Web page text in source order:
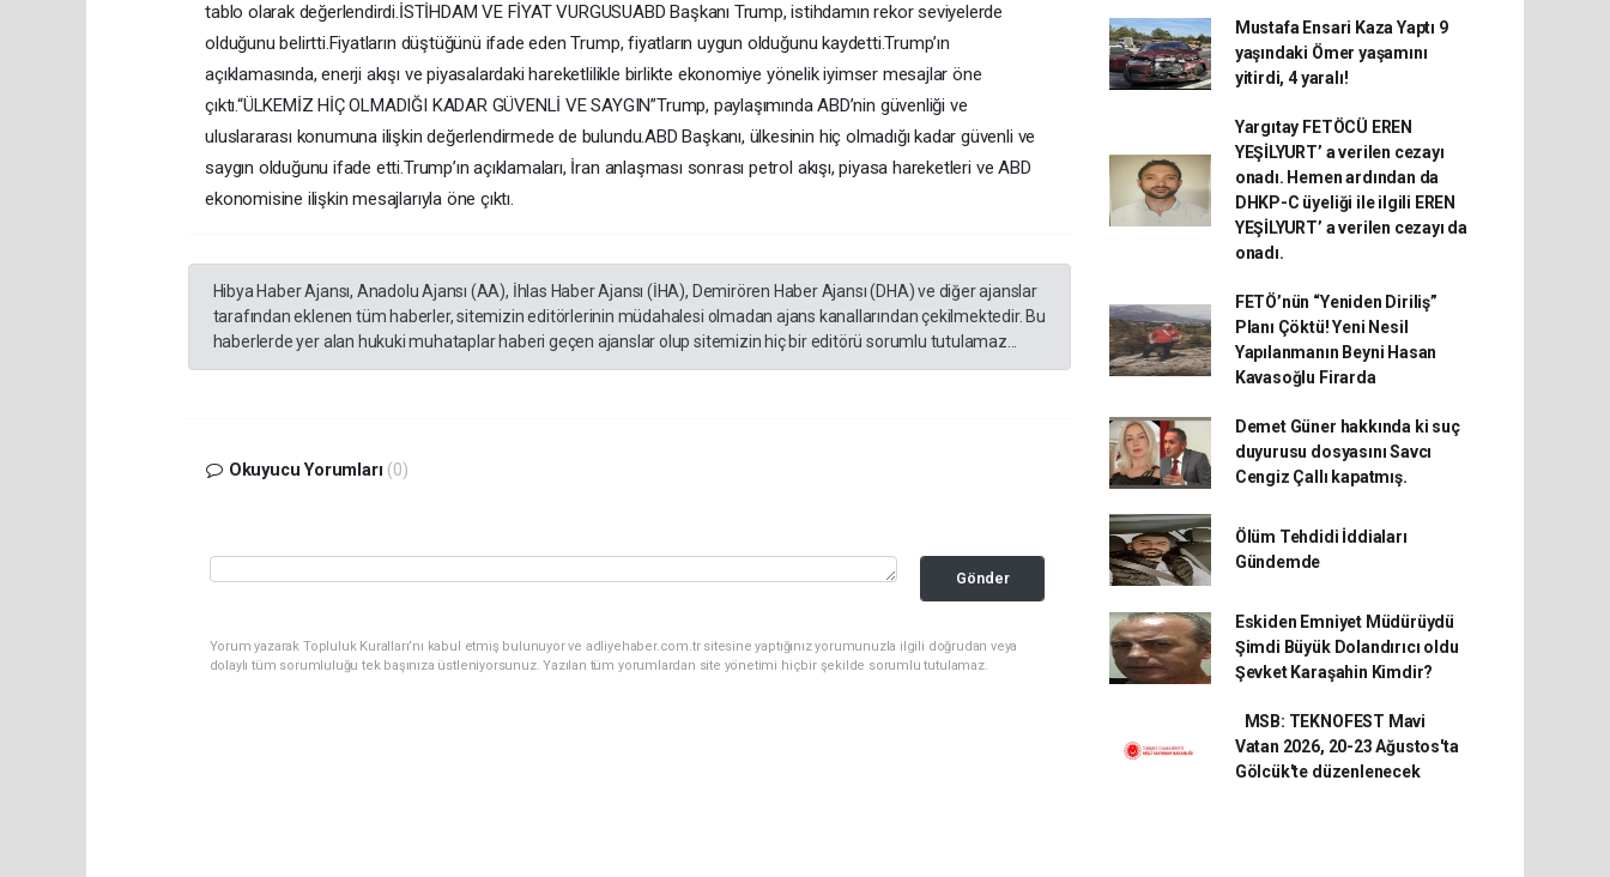
tablo olarak değerlendirdi.İSTİHDAM VE FİYAT VURGUSUABD Başkanı Trump, istihdamın rekor seviyelerde
olduğunu belirtti.Fiyatların düştüğünü ifade eden Trump, fiyatların uygun olduğunu kaydetti.Trump’ın
açıklamasında, enerji akışı ve piyasalardaki hareketlilikle birlikte ekonomiye yönelik iyimser mesajlar öne
çıktı.“ÜLKEMİZ HİÇ OLMADIĞI KADAR GÜVENLİ VE SAYGIN”Trump, paylaşımında ABD’nin güvenliği ve
uluslararası konumuna ilişkin değerlendirmede de bulundu.ABD Başkanı, ülkesinin hiç olmadığı kadar güvenli ve
saygın olduğunu ifade etti.Trump’ın açıklamaları, İran anlaşması sonrası petrol akışı, piyasa hareketleri ve ABD
ekonomisine ilişkin mesajlarıyla öne çıktı.
Hibya Haber Ajansı, Anadolu Ajansı (AA), İhlas Haber Ajansı (İHA), Demirören Haber Ajansı (DHA) ve diğer ajanslar
tarafından eklenen tüm haberler, sitemizin editörlerinin müdahalesi olmadan ajans kanallarından çekilmektedir. Bu
haberlerde yer alan hukuki muhataplar haberi geçen ajanslar olup sitemizin hiç bir editörü sorumlu tutulamaz...
Okuyucu Yorumları (0)
Gönder
Yorum yazarak Topluluk Kuralları’nı kabul etmiş bulunuyor ve adliyehaber.com.tr sitesine yaptığınız yorumunuzla ilgili doğrudan veya
dolaylı tüm sorumluluğu tek başınıza üstleniyorsunuz. Yazılan tüm yorumlardan site yönetimi hiçbir şekilde sorumlu tutulamaz.
Mustafa Ensari Kaza Yaptı 9
yaşındaki Ömer yaşamını
yitirdi, 4 yaralı!
Yargıtay FETÖCÜ EREN
YEŞİLYURT’ a verilen cezayı
onadı. Hemen ardından da
DHKP-C üyeliği ile ilgili EREN
YEŞİLYURT’ a verilen cezayı da
onadı.
FETÖ’nün “Yeniden Diriliş”
Planı Çöktü! Yeni Nesil
Yapılanmanın Beyni Hasan
Kavasoğlu Firarda
Demet Güner hakkında ki suç
duyurusu dosyasını Savcı
Cengiz Çallı kapatmış.
Ölüm Tehdidi İddiaları
Gündemde
Eskiden Emniyet Müdürüydü
Şimdi Büyük Dolandırıcı oldu
Şevket Karaşahin Kimdir?
MSB: TEKNOFEST Mavi
Vatan 2026, 20-23 Ağustos'ta
Gölcük'te düzenlenecek